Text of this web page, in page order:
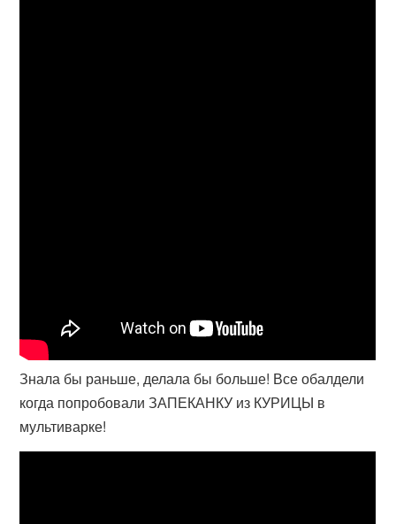
Знала бы раньше, делала бы больше! Все обалдели
когда попробовали ЗАПЕКАНКУ из КУРИЦЫ в
мультиварке!